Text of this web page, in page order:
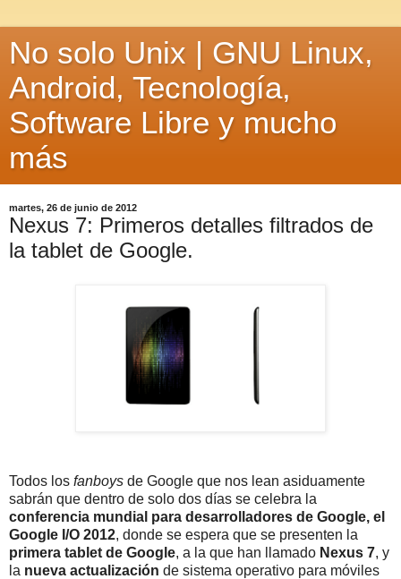
No solo Unix | GNU Linux,
Android, Tecnología,
Software Libre y mucho
más
martes, 26 de junio de 2012
Nexus 7: Primeros detalles filtrados de
la tablet de Google.
Todos los fanboys de Google que nos lean asiduamente
sabrán que dentro de solo dos días se celebra la
conferencia mundial para desarrolladores de Google, el
Google I/O 2012, donde se espera que se presenten la
primera tablet de Google, a la que han llamado Nexus 7, y
la nueva actualización de sistema operativo para móviles